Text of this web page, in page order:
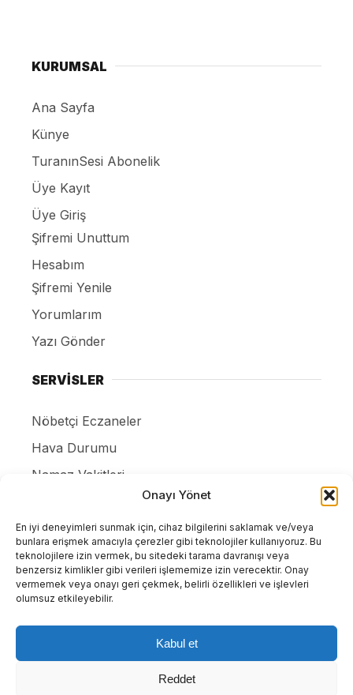
Onayı Yönet
En iyi deneyimleri sunmak için, cihaz bilgilerini saklamak ve/veya
bunlara erişmek amacıyla çerezler gibi teknolojiler kullanıyoruz. Bu
teknolojilere izin vermek, bu sitedeki tarama davranışı veya
benzersiz kimlikler gibi verileri işlememize izin verecektir. Onay
vermemek veya onayı geri çekmek, belirli özellikleri ve işlevleri
olumsuz etkileyebilir.
Kabul et
Reddet
KURUMSAL
Ana Sayfa
Künye
TuranınSesi Abonelik
Üye Kayıt
Üye Giriş
Şifremi Unuttum
Hesabım
Şifremi Yenile
Yorumlarım
Yazı Gönder
SERVİSLER
Nöbetçi Eczaneler
Hava Durumu
Namaz Vakitleri
Puan Durumları
Resmi ilanlar
Gizlilik Politikası
Tüm Hakları Saklıdır. |WordPress Haber Teması